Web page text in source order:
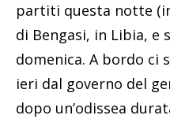
partiti questa notte
di Bengasi, in Libia,
domenica. A bordo ci
ieri dal governo del
dopo un’odissea